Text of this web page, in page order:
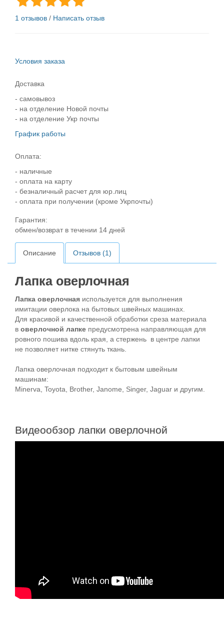
1 отзывов / Написать отзыв
Условия заказа
Доставка
- самовывоз
- на отделение Новой почты
- на отделение Укр почты
График работы
Оплата:
- наличные
- оплата на карту
- безналичный расчет для юр.лиц
- оплата при получении (кроме Укрпочты)
Гарантия:
обмен/возврат в течении 14 дней
Описание Отзывов (1)
Лапка оверлочная
Лапка оверлочная используется для выполнения
имитации оверлока на бытовых швейных машинах.
Для красивой и качественной обработки среза материала
в оверлочной лапке предусмотрена направляющая для
ровного пошива вдоль края, а стержень в центре лапки
не позволяет нитке стянуть ткань.
Лапка оверлочная подходит к бытовым швейным
машинам:
Minerva, Toyota, Brother, Janome, Singer, Jaguar и другим.
Видеообзор лапки оверлочной